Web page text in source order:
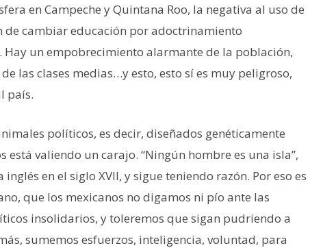
en Campeche y Quintana Roo, la negativa al uso de
de cambiar educación por adoctrinamiento
Hay un empobrecimiento alarmante de la población,
las clases medias…y esto, esto sí es muy peligroso,
país.
políticos, es decir, diseñados genéticamente
está valiendo un carajo. “Ningún hombre es una isla”,
en el siglo XVII, y sigue teniendo razón. Por eso es
que los mexicanos no digamos ni pío ante las
insolidarios, y toleremos que sigan pudriendo a
sumemos esfuerzos, inteligencia, voluntad, para